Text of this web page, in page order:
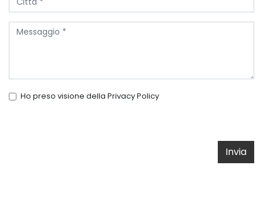
Ho preso visione della Privacy Policy
Invia